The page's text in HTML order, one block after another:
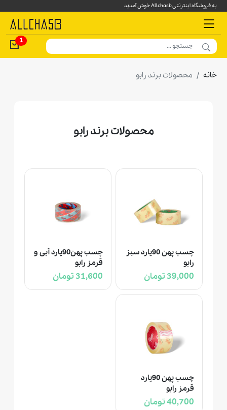
به فروشگاه اینترنتی Allchasb خوش آمدید
1
خانه محصولات برند رابو
محصولات برند رابو
چسب پهن 90یارد سبز
رابو
39,000 تومان
چسب پهن90یارد آبی و
قرمز رابو
31,600 تومان
چسب پهن 90یارد
قرمز رابو
40,700 تومان